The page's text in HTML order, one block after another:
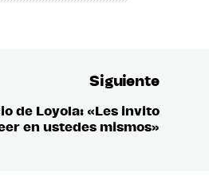
Siguiente
Entrada
de Loyola: «Les invito
en ustedes mismos»